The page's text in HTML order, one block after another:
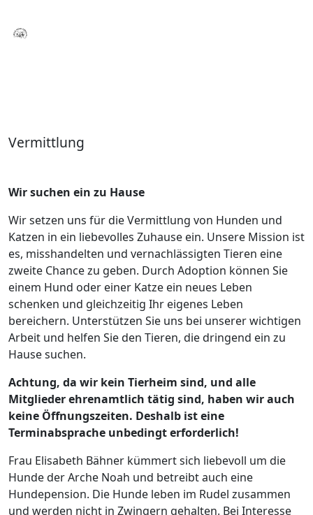
Vermittlung
Wir suchen ein zu Hause
Wir setzen uns für die Vermittlung von Hunden und
Katzen in ein liebevolles Zuhause ein. Unsere Mission ist
es, misshandelten und vernachlässigten Tieren eine
zweite Chance zu geben. Durch Adoption können Sie
einem Hund oder einer Katze ein neues Leben
schenken und gleichzeitig Ihr eigenes Leben
bereichern. Unterstützen Sie uns bei unserer wichtigen
Arbeit und helfen Sie den Tieren, die dringend ein zu
Hause suchen.
Achtung, da wir kein Tierheim sind, und alle
Mitglieder ehrenamtlich tätig sind, haben wir auch
keine Öffnungszeiten. Deshalb ist eine
Terminabsprache unbedingt erforderlich!
Frau Elisabeth Bähner kümmert sich liebevoll um die
Hunde der Arche Noah und betreibt auch eine
Hundepension. Die Hunde leben im Rudel zusammen
und werden nicht in Zwingern gehalten. Bei Interesse